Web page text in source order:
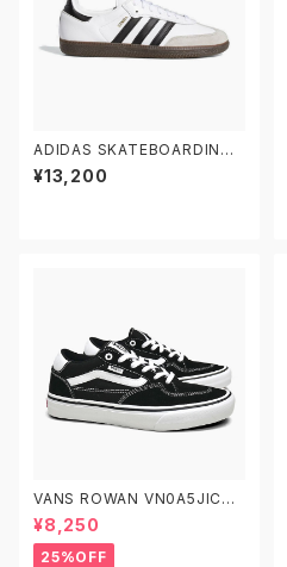
ADIDAS SKATEBOARDING
SAMBA ADV GZ8477 22.5-
29.0 アディダス スケートボーデ
¥13,200
VANS ROWAN VN0A5JIC6B
T BLACK/TRUE WHITE 22.5
-29.0 ヴァンズ スケート ローワ
ン スケシュー スケートシューズ
¥8,250
25%OFF